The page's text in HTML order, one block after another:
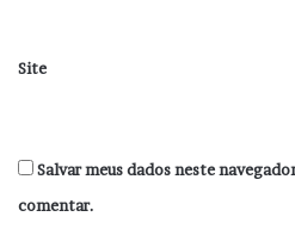
Site
Salvar meus dados neste
comentar.